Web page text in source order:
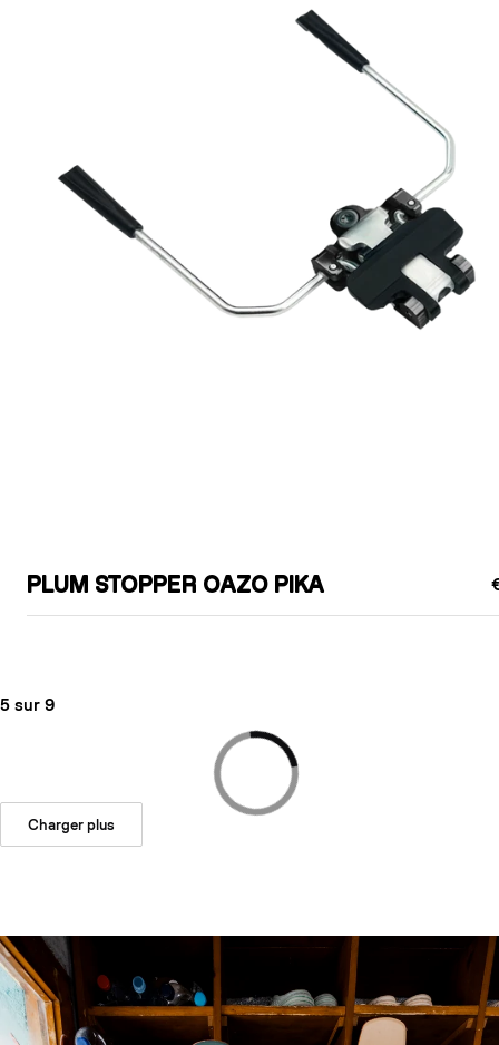
PLUM STOPPER OAZO PIKA
5 sur 9
Charger plus